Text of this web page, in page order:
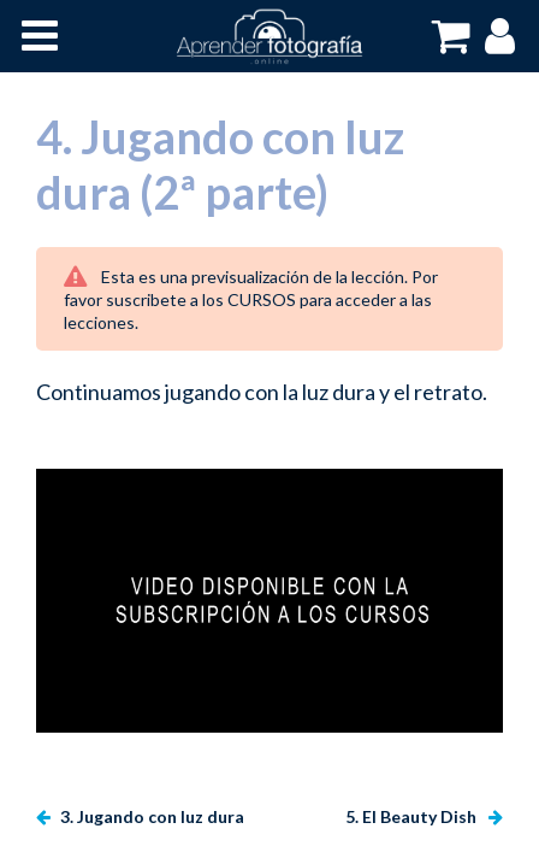
4. Jugando con luz
dura (2ª parte)
Esta es una previsualización de la lección. Por
favor suscribete a los CURSOS para acceder a las
lecciones.
Continuamos jugando con la luz dura y el retrato.
3. Jugando con luz dura 5. El Beauty Dish